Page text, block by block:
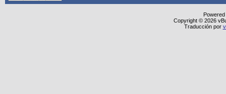
Copyright © 2026
Traducción por